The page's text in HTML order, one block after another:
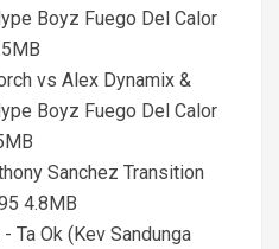
Boyz Fuego Del Calor
vs Alex Dynamix &
Boyz Fuego Del Calor
Sanchez Transition
4.8MB
Ta Ok (Kev Sandunga